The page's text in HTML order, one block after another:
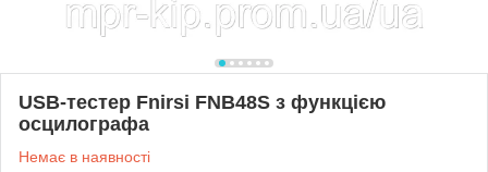
USB-тестер Fnirsi FNB48S з функцією
осцилографа
Немає в наявності